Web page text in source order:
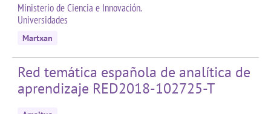
Ministerio de Ciencia e Innovación.
Universidades
Martxan
Red temática española de analítica de
aprendizaje RED2018-102725-T